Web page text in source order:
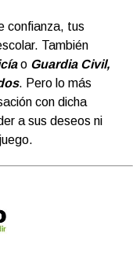
confianza, tus
También
o Guardia Civil,
. Pero lo más
con dicha
a sus deseos ni